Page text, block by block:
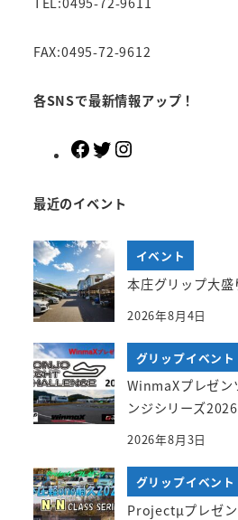
FAX:0495-72-9612
各SNSで最新情報アップ！
F
e
b
o
o
k
T
e
r
a
g
r
最近のイベント
イベント
本庄グリップ大盛
2026年8月4日
グリップイベント
WinmaXプレゼン
ンジシリーズ2026
2026年8月3日
グリップイベント
Projectμプレゼ